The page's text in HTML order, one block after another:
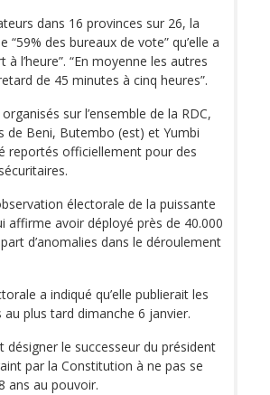
dans 16 provinces sur 26, la
“59% des bureaux de vote” qu’elle a
l’heure”. “En moyenne les autres
de 45 minutes à cinq heures”.
sur l’ensemble de la RDC,
de Beni, Butembo (est) et Yumbi
reportés officiellement pour des
électorale de la puissante
affirme avoir déployé près de 40.000
d’anomalies dans le déroulement
a indiqué qu’elle publierait les
plus tard dimanche 6 janvier.
désigner le successeur du président
par la Constitution à ne pas se
ans au pouvoir.